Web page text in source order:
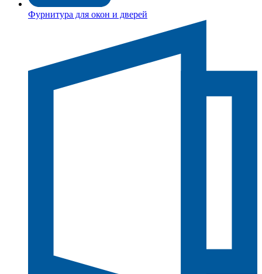
Фурнитура для окон и дверей